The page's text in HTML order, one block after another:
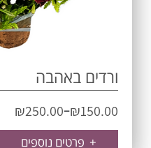
ורדים באהבה
₪150.00
–
₪250.00
+ פרטים נוספים